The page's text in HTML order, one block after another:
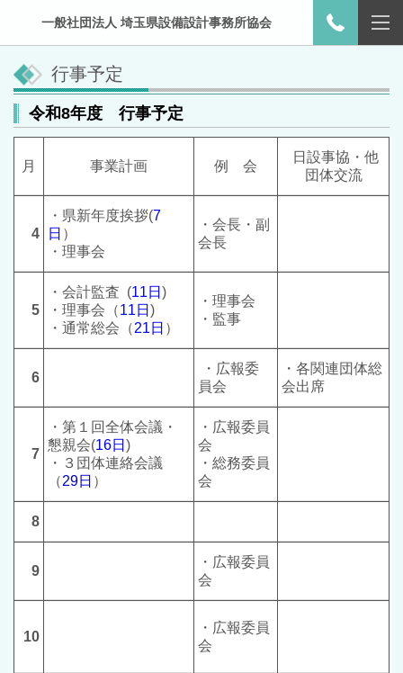
一般社団法人 埼玉県設備設計事務所協会
行事予定
令和8年度 行事予定
月 事業計画 例 会
日設事協・他
団体交流
4
・県新年度挨拶(7
日 ）
・理事会
・会長・副
会長
5
・会計監査 (11日)
・理事会 （11 日)
・通常総会（21 日 ）
・理事会
・監事
6
・広報委
員会
・各関連団体総
会出席
7
・第１回全体会議・
懇親会(16日)
・３団体連絡会議
（29日 ）
・広報委員
会
・総務委員
会
8
9
・広報委員
会
10
・広報委員
会